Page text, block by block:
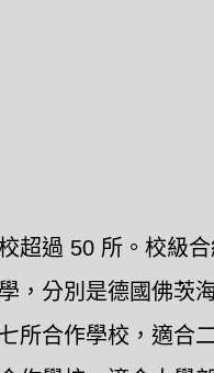
超過 50 所。校級
，分別是德國佛茨
所合作學校，適合